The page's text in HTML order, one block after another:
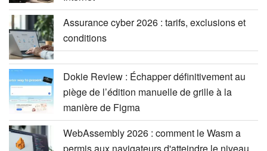
Assurance cyber 2026 : tarifs, exclusions et
conditions
Dokie Review : Échapper définitivement au
piège de l’édition manuelle de grille à la
manière de Figma
WebAssembly 2026 : comment le Wasm a